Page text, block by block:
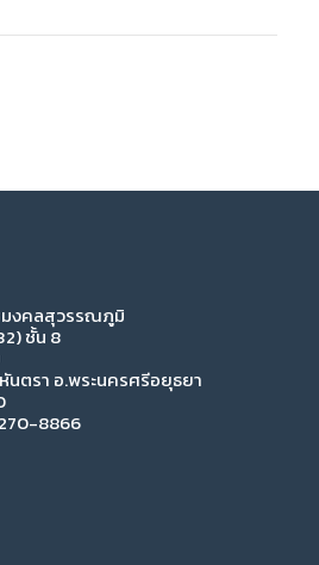
มงคลสุวรรณภูมิ
ชั้น 8
ตรา อ.พระนครศรีอยุธยา
8866